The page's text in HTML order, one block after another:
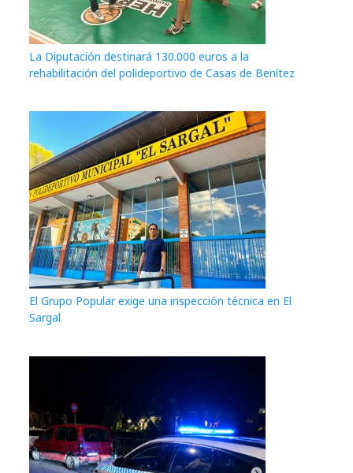
La Diputación destinará 130.000 euros a la
rehabilitación del polideportivo de Casas de Benítez
El Grupo Popular exige una inspección técnica en El
Sargal